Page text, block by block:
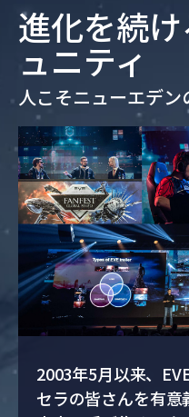
進化を続け
ュニティ
人こそニューエデン
2003年5月以来、
セラの皆さんを有意